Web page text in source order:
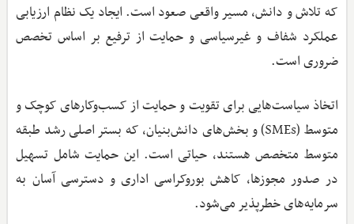
که تلاش و دانش، مسیر واقعی صعود است. ایجاد یک نظام ارزیابی
عملکرد شفاف و غیرسیاسی و حمایت از ترفیع بر اساس تخصص
ضروری است.
اتخاذ سیاست‌هایی برای تقویت و حمایت از کسب‌وکارهای کوچک و
متوسط (SMEs) و بخش‌های دانش‌بنیان، که بستر اصلی رشد طبقه
متوسط متخصص هستند، حیاتی است. این حمایت شامل تسهیل
در صدور مجوزها، کاهش بوروکراسی اداری و دسترسی آسان به
سرمایه‌های خطرپذیر می‌شود.